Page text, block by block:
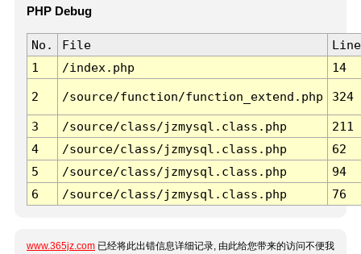
PHP Debug
No. File
Line
1
/index.php 14
2 /source/function/function_extend.php 324
3 /source/class/jzmysql.class.php
211
4
/source/class/jzmysql.class.php
62
5
/source/class/jzmysql.class.php
94
6
/source/class/jzmysql.class.php 76
www.365jz.com 已经将此出错信息详细记录, 由此给您带来的访问不便我